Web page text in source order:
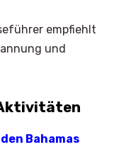
empfiehlt
und
Bahamas